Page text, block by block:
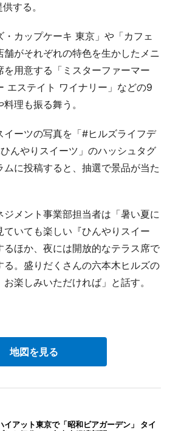
する。
カップケーキ 東京」や「カフェ
舗がそれぞれの特色を生かしたメニ
を用意する「ミスターファーマー
エステイト ワイナリー」などの9
理も振る舞う。
ーツの写真を「#ヒルズライフデ
んやりスイーツ」のハッシュタグ
ムに投稿すると、抽選で景品が当た
メント事業部担当者は「暑い夏に
ていても楽しい『ひんやりスイー
るほか、夜には開放的なテラス席で
る。盛りだくさんの六本木ヒルズの
楽しみいただければ」と話す。
地図を見る
イアット東京で「昭和ビアガーデン」 タイ